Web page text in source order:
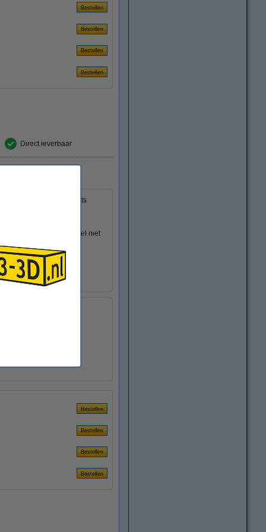
Direct leverbaar
alle kanten op. 3D-prints
makkelijk te
3D-prints, het trekt vrijwel niet